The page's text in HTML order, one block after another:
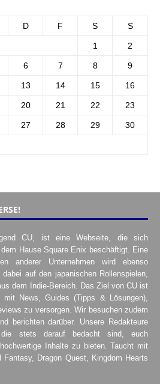
D F S S
1 2
6 7 8 9
13 14 15 16
20 21 22 23
27 28 29 30
CU, ist eine Webseite, die sich
Hause Square Enix beschäftigt. Eine
anderer Unternehmen wird ebenso
auf den japanischen Rollenspielen,
dem Indie-Bereich. Das Ziel von CU ist
News, Guides (Tipps & Lösungen),
zu versorgen. Wir besuchen zudem
berichten darüber. Unsere Redakteure
stets darauf bedacht sind, euch
Inhalte zu bieten. Taucht mit
Dragon Quest, Kingdom Hearts